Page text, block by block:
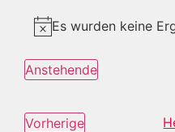
Hinweis
Es wurden keine
Anstehende
Datum
Vorherige